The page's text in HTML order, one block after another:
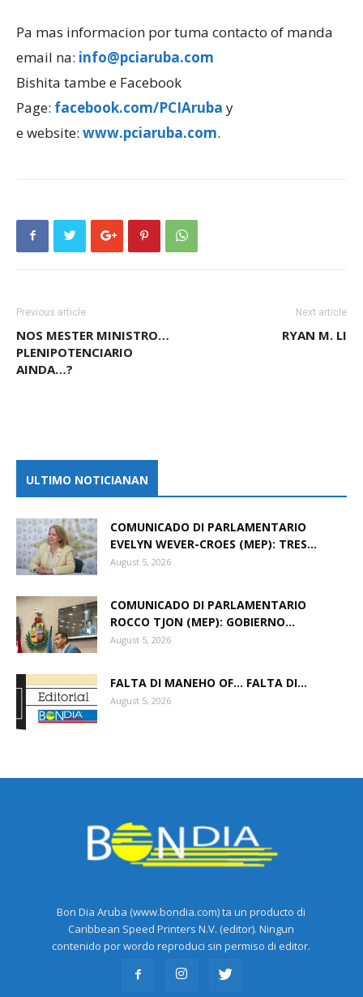
Pa mas informacion por tuma contacto of manda
email na: info@pciaruba.com
Bishita tambe e Facebook
Page: facebook.com/PCIAruba y
e website: www.pciaruba.com.
Previous article
NOS MESTER MINISTRO…
PLENIPOTENCIARIO
AINDA…?
Next article
RYAN M. LI
ULTIMO NOTICIANAN
COMUNICADO DI PARLAMENTARIO
EVELYN WEVER-CROES (MEP): TRES...
August 5, 2026
COMUNICADO DI PARLAMENTARIO
ROCCO TJON (MEP): GOBIERNO...
August 5, 2026
FALTA DI MANEHO OF… FALTA DI...
August 5, 2026
Bon Dia Aruba (www.bondia.com) ta un producto di
Caribbean Speed Printers N.V. (editor). Ningun
contenido por wordo reproduci sin permiso di editor.